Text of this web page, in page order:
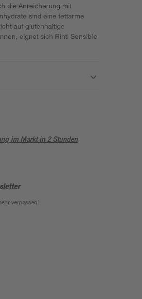
die Anreicherung mit
sind eine fettarme
auf glutenhaltige
eignet sich Rinti Sensible
im Markt in 2 Stunden
verpassen!